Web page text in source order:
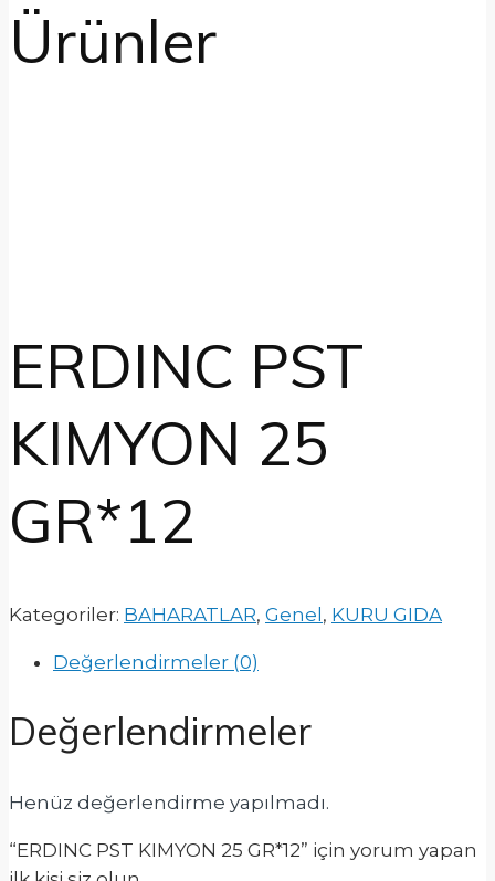
Ürünler
ERDINC PST
KIMYON 25
GR*12
Kategoriler: BAHARATLAR, Genel , KURU GIDA
Değerlendirmeler (0)
Değerlendirmeler
Henüz değerlendirme yapılmadı.
“ERDINC PST KIMYON 25 GR*12” için yorum yapan